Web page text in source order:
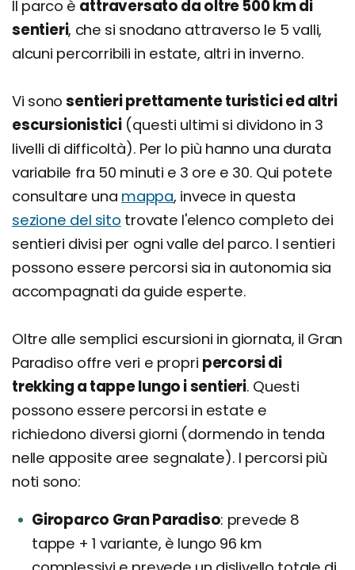
Il parco è attraversato da oltre 500 km di
sentieri, che si snodano attraverso le 5 valli,
alcuni percorribili in estate, altri in inverno.
Vi sonosentieri prettamente turistici ed altri
escursionistici (questi ultimi si dividono in 3
livelli di difficoltà). Per lo più hanno una durata
variabile fra 50 minuti e 3 ore e 30. Qui potete
consultare una mappa, invece in questa
sezione del sito trovate l'elenco completo dei
sentieri divisi per ogni valle del parco. I sentieri
possono essere percorsi sia in autonomia sia
accompagnati da guide esperte.
Oltre alle semplici escursioni in giornata, il Gran
Paradiso offre veri e propri percorsi di
trekking a tappe lungo i sentieri. Questi
possono essere percorsi in estate e
richiedono diversi giorni (dormendo in tenda
nelle apposite aree segnalate). I percorsi più
noti sono:
Giroparco Gran Paradiso prevede 8
tappe + 1 variante, è lungo 96 km